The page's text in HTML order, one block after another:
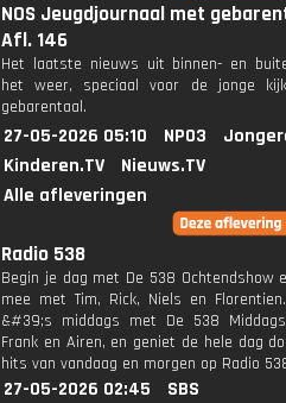
NOS Jeugdjournaal met
Afl. 146
Het laatste nieuws uit binnen- en
het weer, speciaal voor de jonge
gebarentaal.
27-05-2026 05:10 NPO3
Kinderen.TV
Nieuws.TV
Alle afleveringen
Radio 538
Begin je dag met De 538 Ochtendshow
mee met Tim, Rick, Niels en
&#39;s middags met De 538
Frank en Airen, en geniet de hele dag
hits van vandaag en morgen op Radio
27-05-2026 02:45
SBS